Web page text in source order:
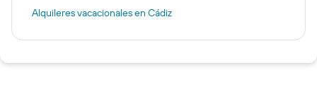
Alquileres vacacionales en Cádiz